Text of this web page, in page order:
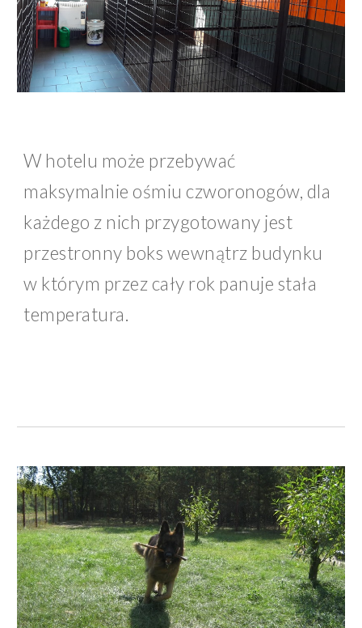
W hotelu może przebywać
maksymalnie ośmiu czworonogów, dla
każdego z nich przygotowany jest
przestronny boks wewnątrz budynku
w którym przez cały rok panuje stała
temperatura.